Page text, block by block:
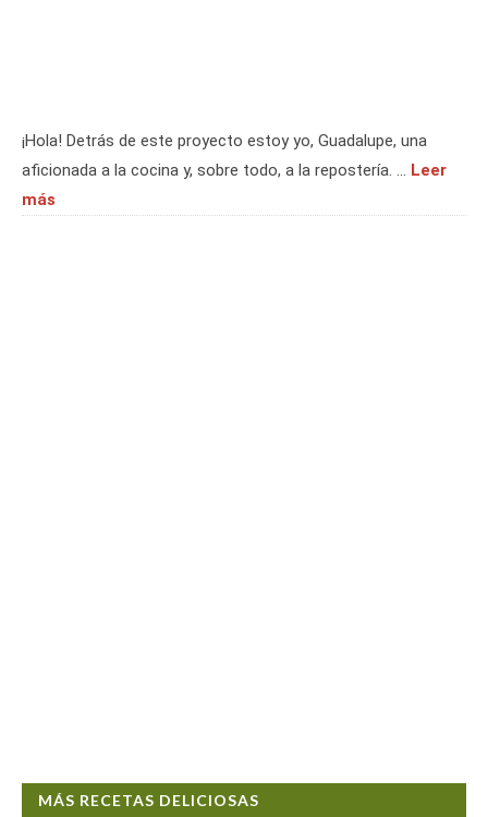
¡Hola! Detrás de este proyecto estoy yo, Guadalupe, una
aficionada a la cocina y, sobre todo, a la repostería. … Leer
más
MÁS RECETAS DELICIOSAS